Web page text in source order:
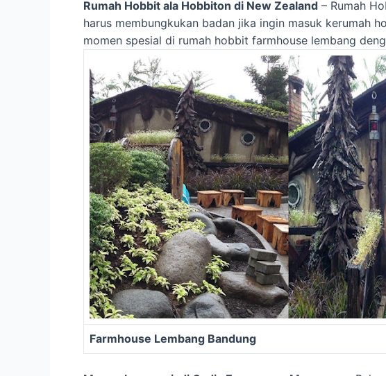
Rumah Hobbit ala Hobbiton di New Zealand – Rumah
harus membungkukan badan jika ingin masuk kerumah
momen spesial di rumah hobbit farmhouse lembang
Farmhouse Lembang Bandung